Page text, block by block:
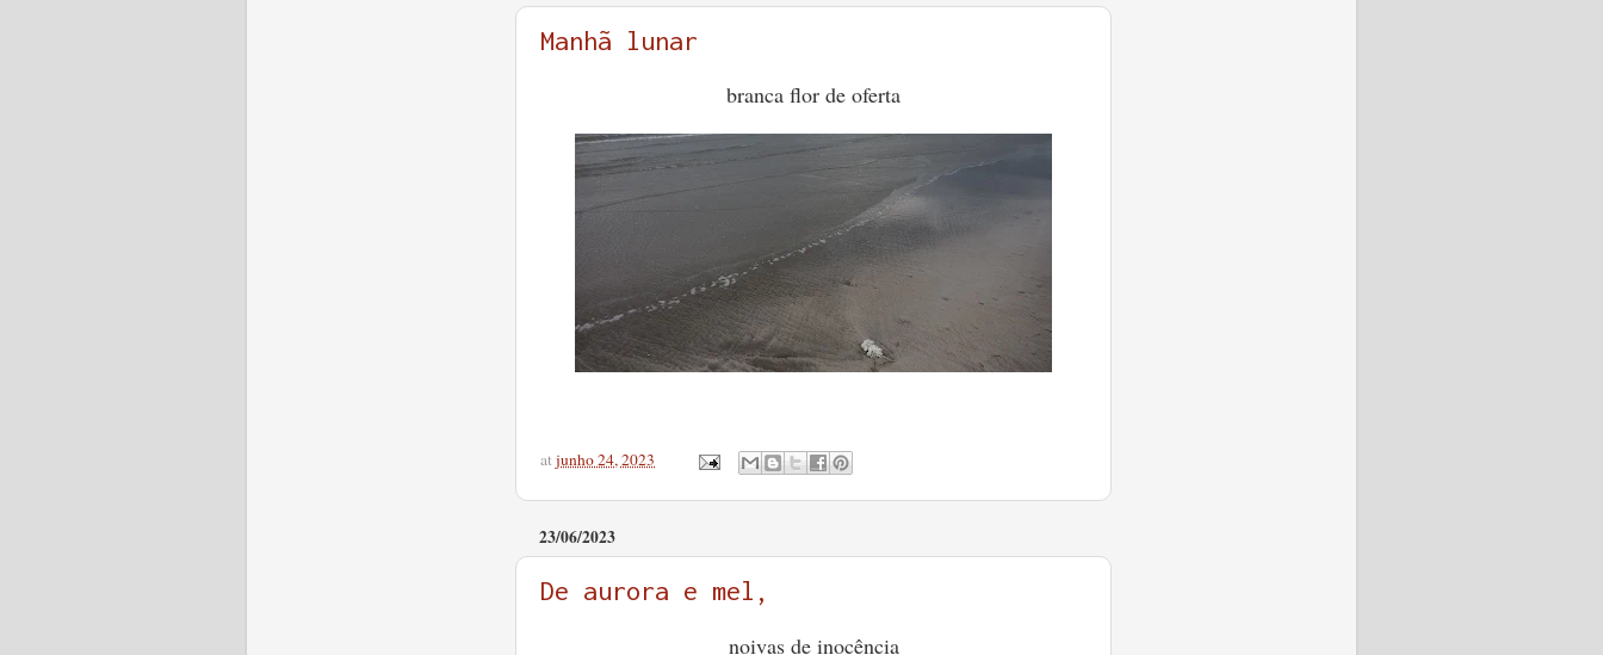
Manhã lunar
branca flor de oferta
atjunho 24, 2023
23/06/2023
De aurora e mel,
noivas de inocência